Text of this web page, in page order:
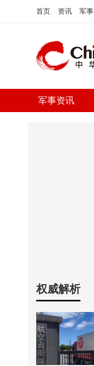
首页 资讯 军事
军事资讯
权威解析